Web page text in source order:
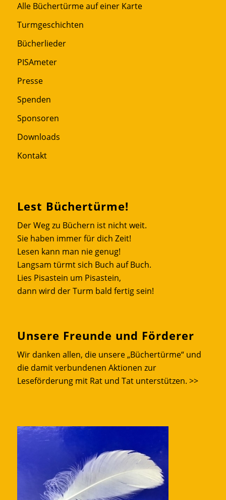
Alle Büchertürme auf einer Karte
Turmgeschichten
Bücherlieder
PISAmeter
Presse
Spenden
Sponsoren
Downloads
Kontakt
Lest Büchertürme!
Der Weg zu Büchern ist nicht weit.
Sie haben immer für dich Zeit!
Lesen kann man nie genug!
Langsam türmt sich Buch auf Buch.
Lies Pisastein um Pisastein,
dann wird der Turm bald fertig sein!
Unsere Freunde und Förderer
Wir danken allen, die unsere „Büchertürme“ und
die damit verbundenen Aktionen zur
Leseförderung mit Rat und Tat unterstützen. >>